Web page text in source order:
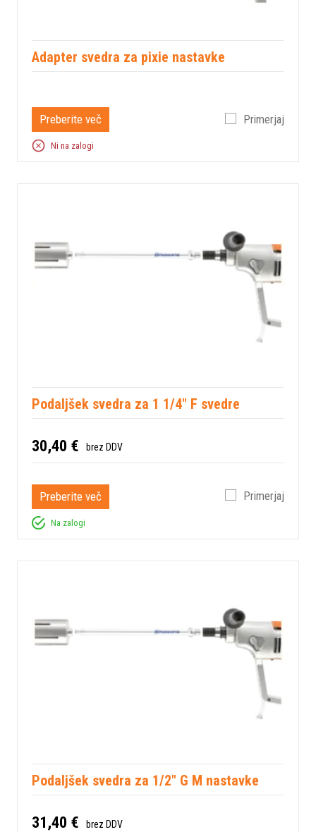
Adapter svedra za pixie nastavke
Preberite več Primerjaj
Ni na zalogi
Podaljšek svedra za 1 1/4" F svedre
30,40 € brez DDV
Preberite več Primerjaj
Na zalogi
Podaljšek svedra za 1/2" G M nastavke
31,40 € brez DDV